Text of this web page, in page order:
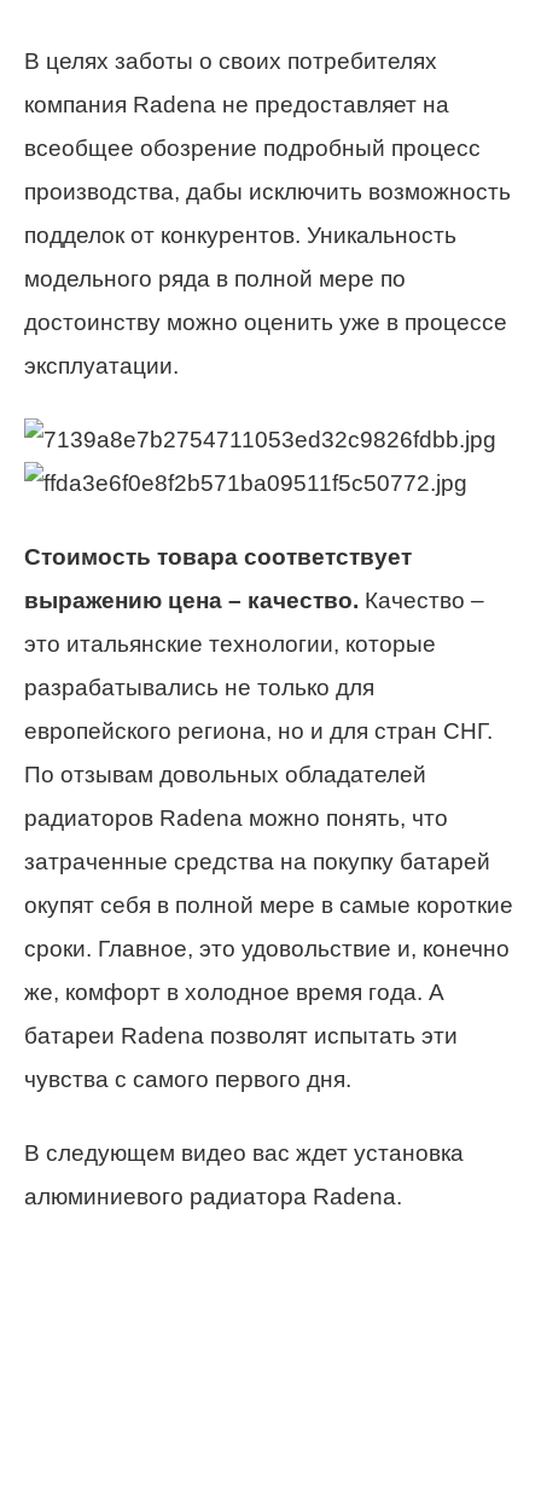
В целях заботы о своих потребителях
компания Radena не предоставляет на
всеобщее обозрение подробный процесс
производства, дабы исключить возможность
подделок от конкурентов. Уникальность
модельного ряда в полной мере по
достоинству можно оценить уже в процессе
эксплуатации.
Стоимость товара соответствует
выражению цена – качество. Качество –
это итальянские технологии, которые
разрабатывались не только для
европейского региона, но и для стран СНГ.
По отзывам довольных обладателей
радиаторов Radena можно понять, что
затраченные средства на покупку батарей
окупят себя в полной мере в самые короткие
сроки. Главное, это удовольствие и, конечно
же, комфорт в холодное время года. А
батареи Radena позволят испытать эти
чувства с самого первого дня.
В следующем видео вас ждет установка
алюминиевого радиатора Radena.